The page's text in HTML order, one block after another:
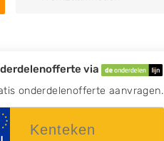
via
onderdelenofferte aanvragen.